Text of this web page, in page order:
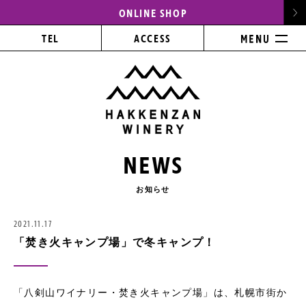
ONLINE SHOP
TEL ACCESS
NEWS
お知らせ
2021.11.17
「焚き火キャンプ場」で冬キャンプ！
「八剣山ワイナリー・焚き火キャンプ場」は、札幌市街か